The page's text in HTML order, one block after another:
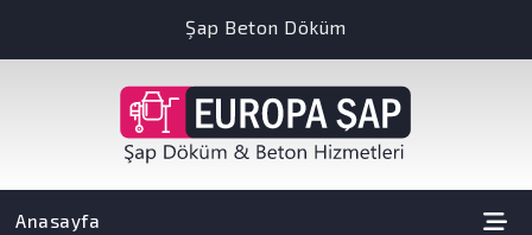
Şap Beton Döküm
Anasayfa